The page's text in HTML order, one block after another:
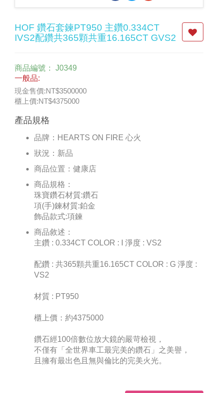
HOF 鑽石套鍊PT950 主鑽0.334CT
IVS2配鑽共365顆共重16.165CT GVS2
商品編號： J0349
一般品:
現金售價:NT$3500000
櫃上價:NT$4375000
產品規格
品牌： HEARTS ON FIRE 心火
狀況： 新品
商品位置： 健康店
商品規格：
珠寶鑽石材質:鑽石
項(手)鍊材質:鉑金
飾品款式:項鍊
商品敘述：
主鑽 : 0.334CT COLOR : I 淨度 : VS2
配鑽 : 共365顆共重16.165CT COLOR : G 淨度 :
VS2
材質 : PT950
櫃上價：約4375000
鑽石經100倍數位放大鏡的嚴苛檢視，
不僅有「全世界車工最完美的鑽石」之美譽，
且擁有最出色且無與倫比的完美火光。